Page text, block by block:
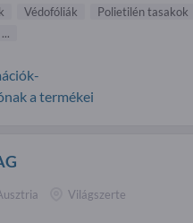
Védofóliák Polietilén tasakok
...
a termékei
Világszerte